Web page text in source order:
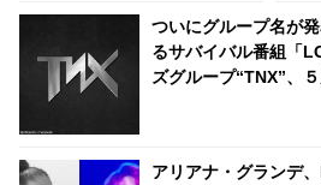
笑
ついにグループ名が
るサバイバル番組「
ズグループ“TNX”、
アリアナ・グランデ